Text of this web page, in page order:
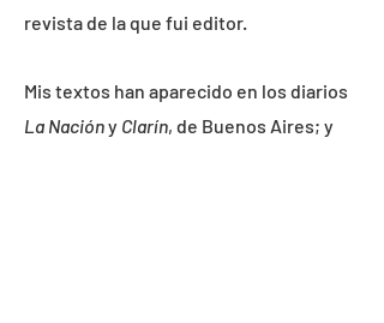
revista de la que fui editor.
Mis textos han aparecido en los diarios
La Nacióny Clarín, de Buenos Aires; y